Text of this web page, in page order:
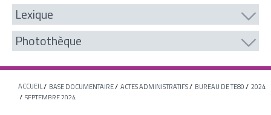
Lexique
Photothèque
ACCUEIL BASE DOCUMENTAIRE ACTES ADMINISTRATIFS BUREAU DE TE80
2024
SEPTEMBRE 2024